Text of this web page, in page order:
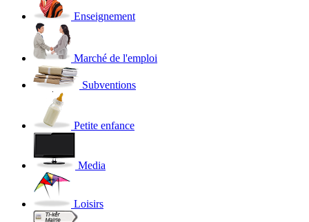
Enseignement
Marché de l'emploi
Subventions
Petite enfance
Media
Loisirs